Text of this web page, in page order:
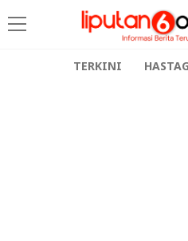
TERKINI HASTAG